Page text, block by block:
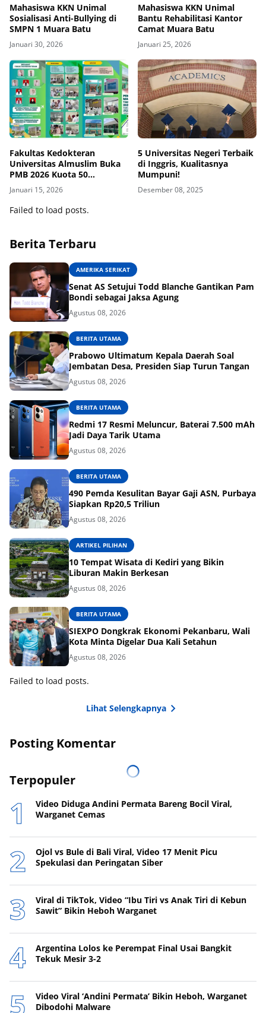
Mahasiswa KKN Unimal
Sosialisasi Anti-Bullying di
SMPN 1 Muara Batu
Januari 30, 2026
Mahasiswa KKN Unimal
Bantu Rehabilitasi Kantor
Camat Muara Batu
Januari 25, 2026
Fakultas Kedokteran
Universitas Almuslim Buka
PMB 2026 Kuota 50
Mahasiswa
Januari 15, 2026
5 Universitas Negeri Terbaik
di Inggris, Kualitasnya
Mumpuni!
Desember 08, 2025
Failed to load posts.
Berita Terbaru
AMERIKA SERIKAT
Senat AS Setujui Todd Blanche Gantikan Pam
Bondi sebagai Jaksa Agung
Agustus 08, 2026
BERITA UTAMA
Prabowo Ultimatum Kepala Daerah Soal
Jembatan Desa, Presiden Siap Turun Tangan
Agustus 08, 2026
BERITA UTAMA
Redmi 17 Resmi Meluncur, Baterai 7.500 mAh
Jadi Daya Tarik Utama
Agustus 08, 2026
BERITA UTAMA
490 Pemda Kesulitan Bayar Gaji ASN, Purbaya
Siapkan Rp20,5 Triliun
Agustus 08, 2026
ARTIKEL PILIHAN
10 Tempat Wisata di Kediri yang Bikin
Liburan Makin Berkesan
Agustus 08, 2026
BERITA UTAMA
SIEXPO Dongkrak Ekonomi Pekanbaru, Wali
Kota Minta Digelar Dua Kali Setahun
Agustus 08, 2026
Failed to load posts.
Lihat Selengkapnya
Posting Komentar
Terpopuler
Video Diduga Andini Permata Bareng Bocil Viral,
Warganet Cemas
Ojol vs Bule di Bali Viral, Video 17 Menit Picu
Spekulasi dan Peringatan Siber
Viral di TikTok, Video “Ibu Tiri vs Anak Tiri di Kebun
Sawit” Bikin Heboh Warganet
Argentina Lolos ke Perempat Final Usai Bangkit
Tekuk Mesir 3-2
Video Viral ‘Andini Permata’ Bikin Heboh, Warganet
Dibodohi Malware